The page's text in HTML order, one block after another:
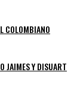
COLOMBIANO
JAIMES Y DISUART